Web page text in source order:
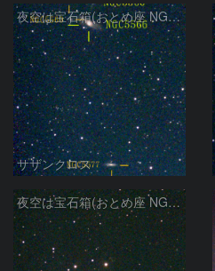
夜空は宝石箱(おとめ座 NGC5566) Seestar50
サザンクロス
夜空は宝石箱(おとめ座 NGC5746) Seestar50